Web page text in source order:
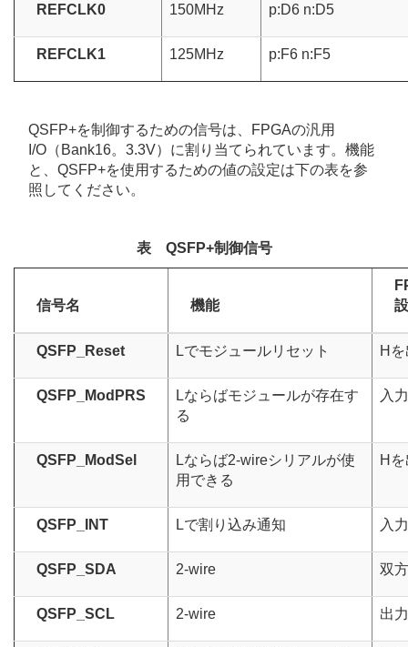
REFCLK0 150MHz p:D6 n:D5
REFCLK1 125MHz p:F6 n:F5
QSFP+を制御するための信号は、FPGAの汎用
I/O（Bank16。3.3V）に割り当てられています。機能
と、QSFP+を使用するための値の設定は下の表を参
照してください。
表 QSFP+制御信号
信号名 機能
QSFP_Reset Lでモジュールリセット H
QSFP_ModPRS
Lならばモジュールが存在す
る
入力
QSFP_ModSel
Lならば2-wireシリアルが使
用できる
H
QSFP_INT Lで割り込み通知 入力
QSFP_SDA 2-wire 双
QSFP_SCL 2-wire 出力